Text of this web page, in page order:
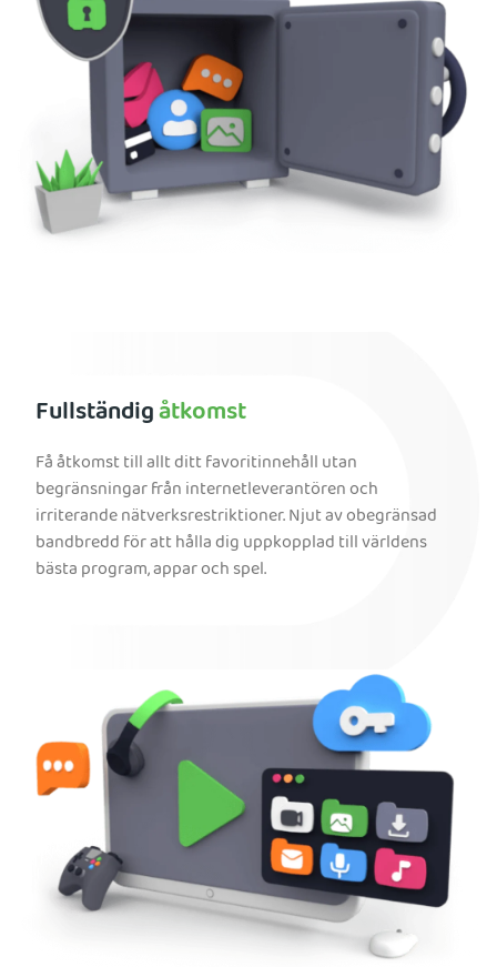
Fullständigåtkomst
Få åtkomst till allt ditt favoritinnehåll utan
begränsningar från internetleverantören och
irriterande nätverksrestriktioner. Njut av obegränsad
bandbredd för att hålla dig uppkopplad till världens
bästa program, appar och spel.